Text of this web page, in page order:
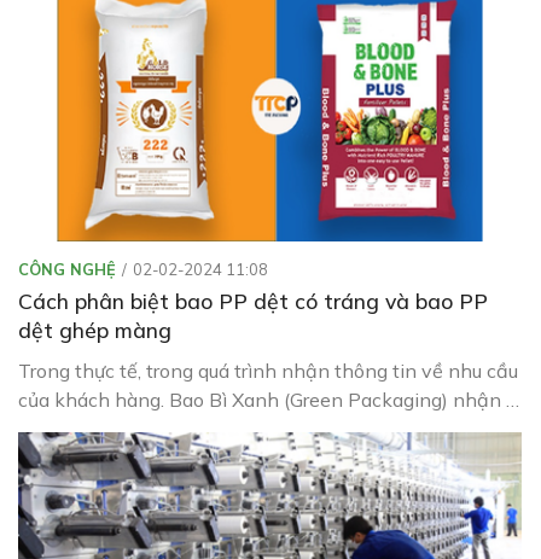
CÔNG NGHỆ 02-02-2024 11:08
Cách phân biệt bao PP dệt có tráng và bao PP
dệt ghép màng
Trong thực tế, trong quá trình nhận thông tin về nhu cầu
của khách hàng. Bao Bì Xanh (Green Packaging) nhận ra
rằng khách hàng thường bị nhầm lẫn giữa hai loại sản
phẩm này